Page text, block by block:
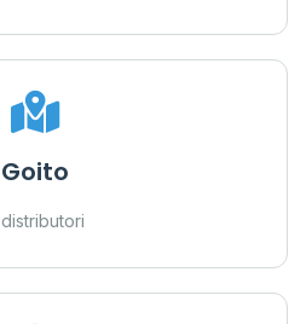
Goito
distributori